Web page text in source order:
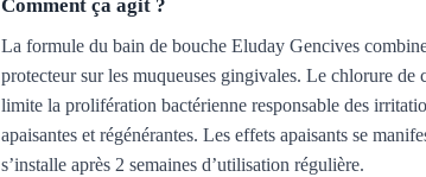
Comment ça agit ?
La formule du bain de bouche Eluday Gencives
protecteur sur les muqueuses gingivales. Le chlorure
limite la prolifération bactérienne responsable des
apaisantes et régénérantes. Les effets apaisants se
s’installe après 2 semaines d’utilisation régulière.